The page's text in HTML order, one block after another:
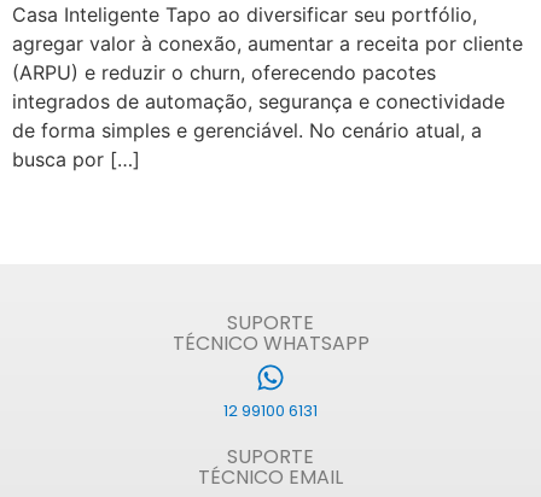
Casa Inteligente Tapo ao diversificar seu portfólio,
agregar valor à conexão, aumentar a receita por cliente
(ARPU) e reduzir o churn, oferecendo pacotes
integrados de automação, segurança e conectividade
de forma simples e gerenciável. No cenário atual, a
busca por […]
SUPORTE
TÉCNICO WHATSAPP
12 99100 6131
SUPORTE
TÉCNICO EMAIL